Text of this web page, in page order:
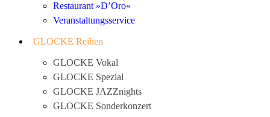
Restaurant »D’Oro«
Veranstaltungsservice
GLOCKE Reihen
GLOCKE Vokal
GLOCKE Spezial
GLOCKE JAZZnights
GLOCKE Sonderkonzert